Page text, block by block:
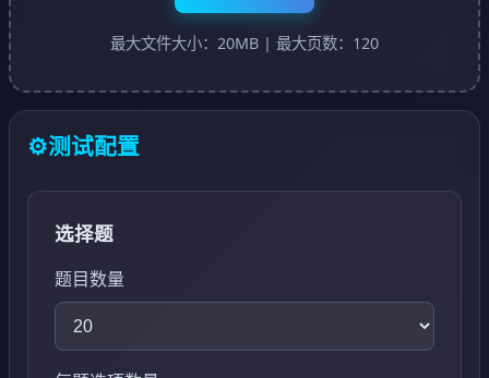
最大文件大小：20MB | 最大页数：120
⚙️测试配置
选择题
题目数量